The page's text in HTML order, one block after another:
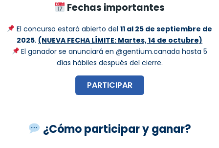
Fechas importantes
El concurso estará abierto del 11 al 25 de septiembre de
2025. (NUEVA FECHA LÍMITE: Martes, 14 de octubre)
El ganador se anunciará en @gentium.canada hasta 5
días hábiles después del cierre.
PARTICIPAR
¿Cómo participar y ganar?